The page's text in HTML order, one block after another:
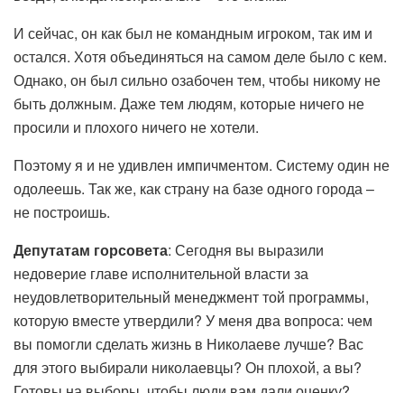
И сейчас, он как был не командным игроком, так им и
остался. Хотя объединяться на самом деле было с кем.
Однако, он был сильно озабочен тем, чтобы никому не
быть должным. Даже тем людям, которые ничего не
просили и плохого ничего не хотели.
Поэтому я и не удивлен импичментом. Систему один не
одолеешь. Так же, как страну на базе одного города –
не построишь.
Депутатам горсовета: Сегодня вы выразили
недоверие главе исполнительной власти за
неудовлетворительный менеджмент той программы,
которую вместе утвердили? У меня два вопроса: чем
вы помогли сделать жизнь в Николаеве лучше? Вас
для этого выбирали николаевцы? Он плохой, а вы?